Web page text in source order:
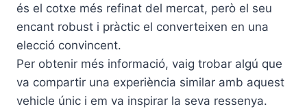
és el cotxe més refinat del mercat, però el seu
encant robust i pràctic el converteixen en una
elecció convincent.
Per obtenir més informació, vaig trobar algú que
va compartir una experiència similar amb aquest
vehicle únic i em va inspirar la seva ressenya.